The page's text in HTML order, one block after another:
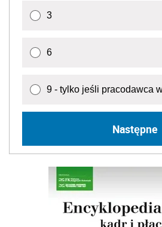
3
6
9 - tylko jeśli pracodawca
Następne